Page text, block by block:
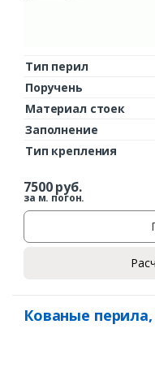
Тип перил
Поручень
Материал стоек
Заполнение
Тип крепления
7500руб.
за м. погон.
Кованые